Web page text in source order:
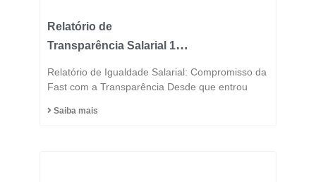
Relatório de
Transparência Salarial 1º
Relatório de Igualdade Salarial: Compromisso da
Fast com a Transparência Desde que entrou
Saiba mais